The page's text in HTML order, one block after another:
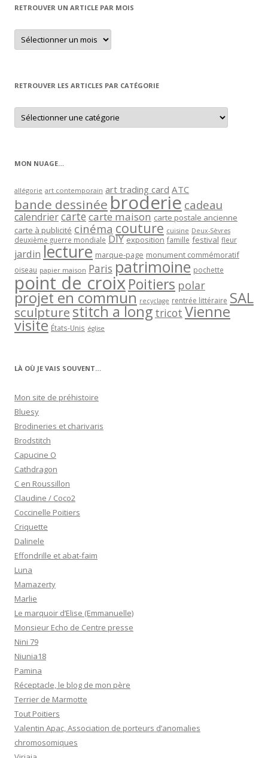
RETROUVER UN ARTICLE PAR MOIS
Retrouver
un
article
RETROUVER LES ARTICLES PAR CATÉGORIE
Retrouver
les
articles
MON NUAGE…
allégorie art contemporain art trading card ATC
bande dessinée broderie cadeau
calendriercartecarte maison carte postale ancienne
carte à publicité cinéma couture cuisine Deux-Sèvres
deuxième guerre mondiale DIY exposition famille festival fleur
jardin lecture marque-page monument commémoratif
oiseau papier maison Paris patrimoine pochette
point de croixPoitiers polar
projet en commun recyclage rentrée littéraire SAL
sculpturestitch a long tricot Vienne
visite États-Unis église
LÀ OÙ JE VAIS SOUVENT…
Mon site de préhistoire
Bluesy
Brodineries et charivaris
Brodstitch
Capucine O
Cathdragon
C en Roussillon
Claudine / Coco2
Coccinelle Poitiers
Criquette
Dalinele
Effondrille et abat-faim
Luna
Mamazerty
Marlie
Le marquoir d’Elise (Emmanuelle)
Monsieur Echo de Centre presse
Nini 79
Niunia18
Pamina
Réceptacle, le blog de mon père
Terrier de Marmotte
Tout Poitiers
Valentin Apac, Association de porteurs d’anomalies
chromosomiques